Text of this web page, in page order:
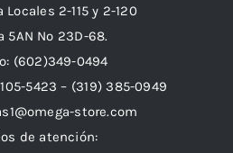
Locales 2-115 y 2-120
5AN Nº 23D-68.
(602)349-0494
5423 – (319) 385-0949
store.com
de atención: